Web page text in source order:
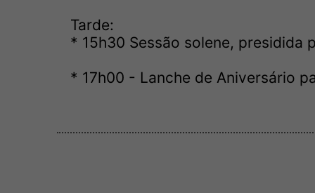
Tarde:
* 15h30 Sessão solene, presidida
* 17h00 - Lanche de Aniversário